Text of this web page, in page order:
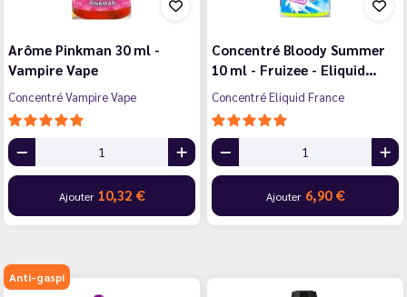
Arôme Pinkman 30 ml -
Vampire Vape
Concentré Vampire Vape
Ajouter 10,32 €
Concentré Bloody Summer
10 ml - Fruizee - Eliquid…
Concentré Eliquid France
Ajouter 6,90 €
Anti-gaspi